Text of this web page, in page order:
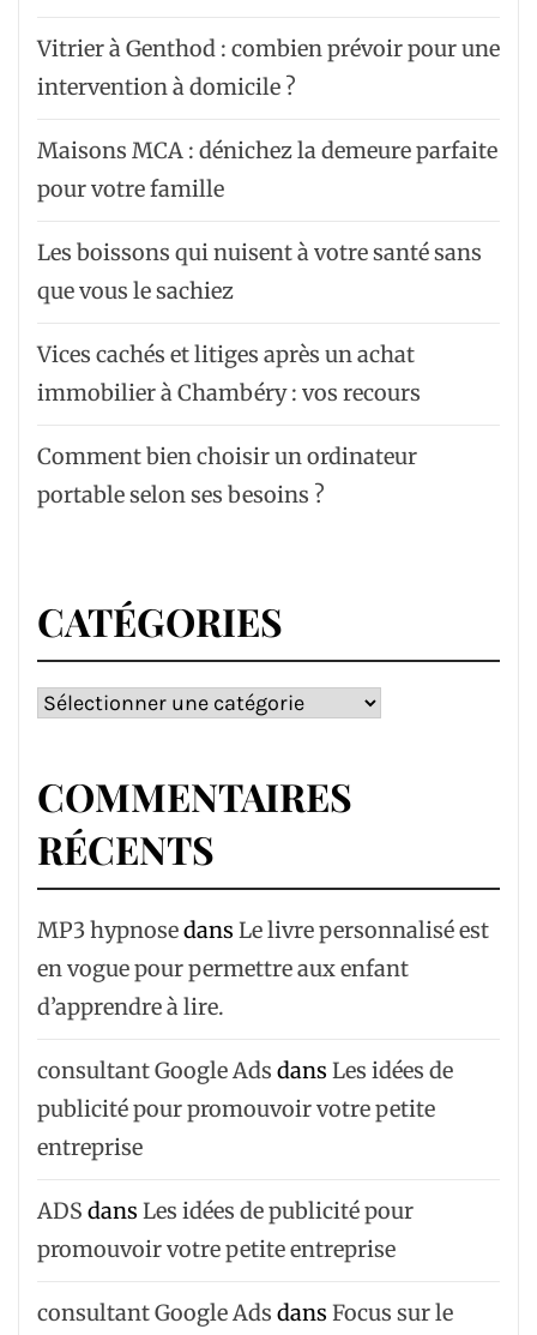
Vitrier à Genthod : combien prévoir pour une
intervention à domicile ?
Maisons MCA : dénichez la demeure parfaite
pour votre famille
Les boissons qui nuisent à votre santé sans
que vous le sachiez
Vices cachés et litiges après un achat
immobilier à Chambéry : vos recours
Comment bien choisir un ordinateur
portable selon ses besoins ?
CATÉGORIES
Catégories
COMMENTAIRES
RÉCENTS
MP3 hypnosedans Le livre personnalisé est
en vogue pour permettre aux enfant
d’apprendre à lire.
consultant Google Ads dans Les idées de
publicité pour promouvoir votre petite
entreprise
ADS dans Les idées de publicité pour
promouvoir votre petite entreprise
consultant Google Ads dans Focus sur le